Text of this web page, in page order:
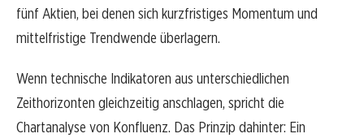
fünf Aktien, bei denen sich kurzfristiges Momentum und
mittelfristige Trendwende überlagern.
Wenn technische Indikatoren aus unterschiedlichen
Zeithorizonten gleichzeitig anschlagen, spricht die
Chartanalyse von Konfluenz. Das Prinzip dahinter: Ein